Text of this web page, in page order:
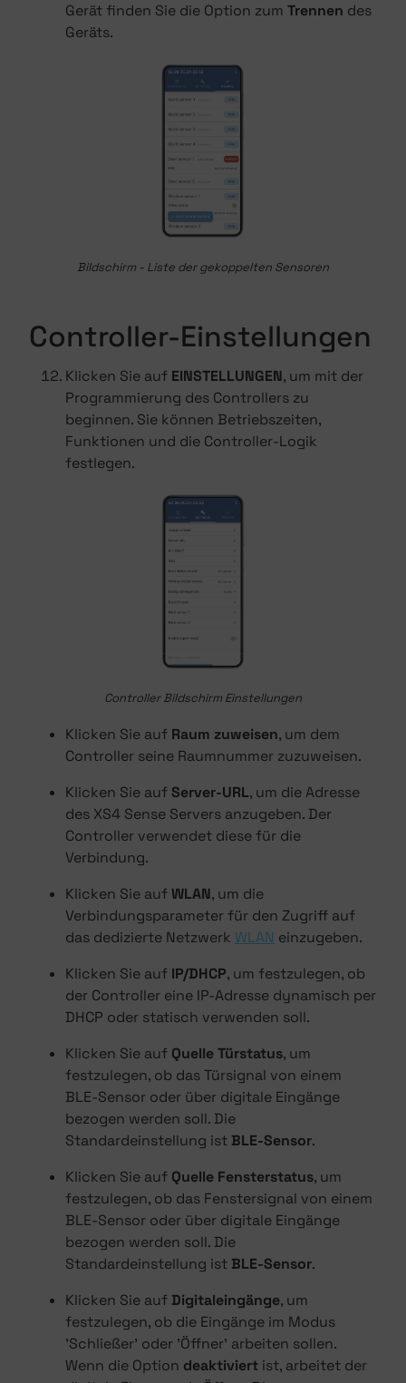
Gerät finden Sie die Option zum Trennen des
Geräts.
Bildschirm - Liste der gekoppelten Sensoren
Controller-Einstellungen
Klicken Sie auf EINSTELLUNGEN, um mit der
Programmierung des Controllers zu
beginnen. Sie können Betriebszeiten,
Funktionen und die Controller-Logik
festlegen.
Controller Bildschirm Einstellungen
Klicken Sie auf Raum zuweisen, um dem
Controller seine Raumnummer zuzuweisen.
Klicken Sie aufServer-URL, um die Adresse
des XS4 Sense Servers anzugeben. Der
Controller verwendet diese für die
Verbindung.
Klicken Sie aufWLAN, um die
Verbindungsparameter für den Zugriff auf
das dedizierte Netzwerk WLAN einzugeben.
Klicken Sie auf IP/DHCP, um festzulegen, ob
der Controller eine IP-Adresse dynamisch per
DHCP oder statisch verwenden soll.
Klicken Sie auf Quelle Türstatus, um
festzulegen, ob das Türsignal von einem
BLE-Sensor oder über digitale Eingänge
bezogen werden soll. Die
Standardeinstellung ist BLE-Sensor.
Klicken Sie auf Quelle Fensterstatus, um
festzulegen, ob das Fenstersignal von einem
BLE-Sensor oder über digitale Eingänge
bezogen werden soll. Die
Standardeinstellung ist BLE-Sensor.
Klicken Sie auf Digitaleingänge, um
festzulegen, ob die Eingänge im Modus
'Schließer' oder 'Öffner' arbeiten sollen.
Wenn die Option deaktiviert ist, arbeitet der